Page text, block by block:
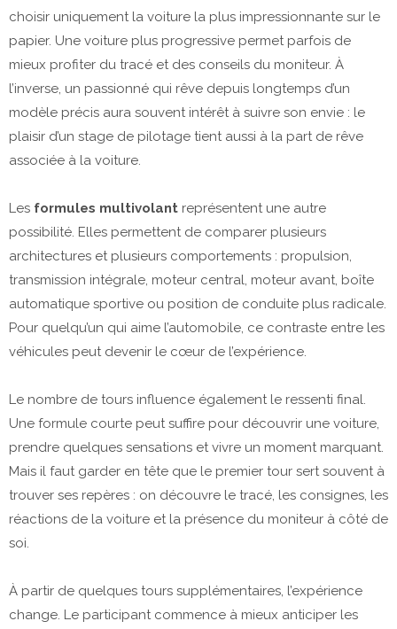
choisir uniquement la voiture la plus impressionnante sur le
papier. Une voiture plus progressive permet parfois de
mieux profiter du tracé et des conseils du moniteur. À
l’inverse, un passionné qui rêve depuis longtemps d’un
modèle précis aura souvent intérêt à suivre son envie : le
plaisir d’un stage de pilotage tient aussi à la part de rêve
associée à la voiture.
Les formules multivolant représentent une autre
possibilité. Elles permettent de comparer plusieurs
architectures et plusieurs comportements : propulsion,
transmission intégrale, moteur central, moteur avant, boîte
automatique sportive ou position de conduite plus radicale.
Pour quelqu’un qui aime l’automobile, ce contraste entre les
véhicules peut devenir le cœur de l’expérience.
Le nombre de tours influence également le ressenti final.
Une formule courte peut suffire pour découvrir une voiture,
prendre quelques sensations et vivre un moment marquant.
Mais il faut garder en tête que le premier tour sert souvent à
trouver ses repères : on découvre le tracé, les consignes, les
réactions de la voiture et la présence du moniteur à côté de
soi.
À partir de quelques tours supplémentaires, l’expérience
change. Le participant commence à mieux anticiper les